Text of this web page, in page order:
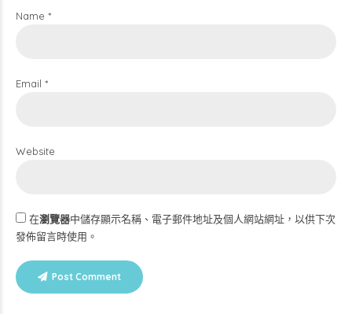
Name *
Email *
Website
在瀏覽器中儲存顯示名稱、電子郵件地址及個人網站網址，以供下次
發佈留言時使用。
Post Comment